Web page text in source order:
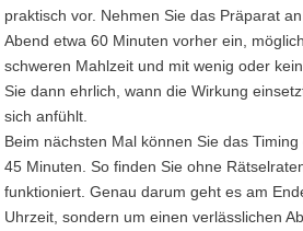
praktisch vor. Nehmen Sie das Präparat
Abend etwa 60 Minuten vorher ein,
schweren Mahlzeit und mit wenig oder
Sie dann ehrlich, wann die Wirkung
sich anfühlt.
Beim nächsten Mal können Sie das
45 Minuten. So finden Sie ohne
funktioniert. Genau darum geht es am
Uhrzeit, sondern um einen verlässlichen